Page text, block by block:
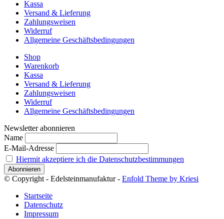
Kassa
Versand & Lieferung
Zahlungsweisen
Widerruf
Allgemeine Geschäftsbedingungen
Shop
Warenkorb
Kassa
Versand & Lieferung
Zahlungsweisen
Widerruf
Allgemeine Geschäftsbedingungen
Newsletter abonnieren
Name
E-Mail-Adresse
Hiermit akzeptiere ich die Datenschutzbestimmungen
© Copyright - Edelsteinmanufaktur - Enfold Theme by Kriesi
Startseite
Datenschutz
Impressum